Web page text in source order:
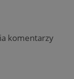
komentarzy